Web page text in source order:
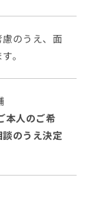
のうえ、面
。
本人のご希
のうえ決定